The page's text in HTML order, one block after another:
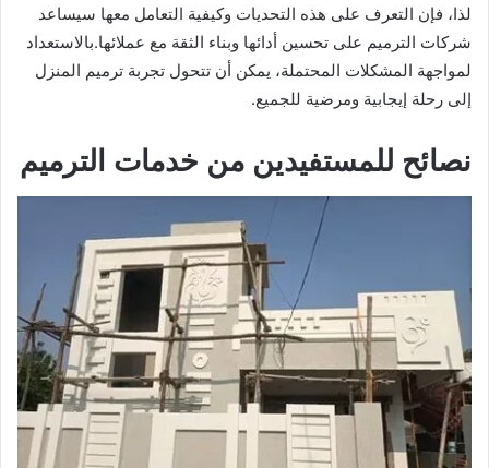
لذا، فإن التعرف على هذه التحديات وكيفية التعامل معها سيساعد
شركات الترميم على تحسين أدائها وبناء الثقة مع عملائها.بالاستعداد
لمواجهة المشكلات المحتملة، يمكن أن تتحول تجربة ترميم المنزل
إلى رحلة إيجابية ومرضية للجميع.
نصائح للمستفيدين من خدمات الترميم